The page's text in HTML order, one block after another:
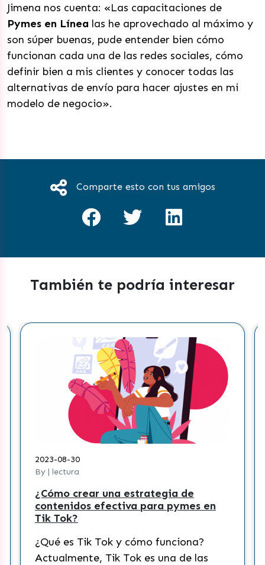
Jimena nos cuenta: «Las capacitaciones de
Pymes en Línea las he aprovechado al máximo y
son súper buenas, pude entender bien cómo
funcionan cada una de las redes sociales, cómo
definir bien a mis clientes y conocer todas las
alternativas de envío para hacer ajustes en mi
modelo de negocio».
Comparte esto con tus amigos
También te podría interesar
2023-08-30
By | lectura
¿Cómo crear una estrategia de
contenidos efectiva para pymes en
Tik Tok?
¿Qué es Tik Tok y cómo funciona?
Actualmente, Tik Tok es una de las